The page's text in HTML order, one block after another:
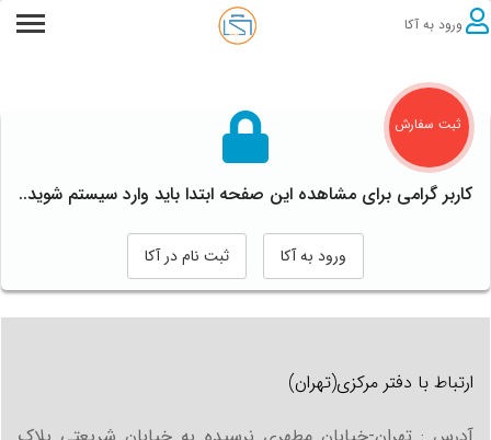
ثبت سفارش
ورود به آکا
کاربر گرامی برای مشاهده این صفحه ابتدا باید وارد سیستم شوید..
ورود به آکا ثبت نام در آکا
ارتباط با دفتر مرکزی(تهران)